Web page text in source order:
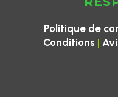
Politique de
Conditions |